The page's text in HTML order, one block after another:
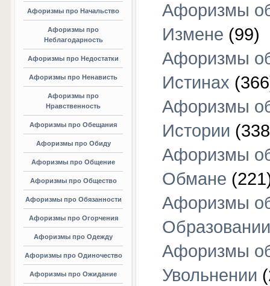
Афоризмы про Начальство
Афоризмы про
Неблагодарность
Афоризмы про Недостатки
Афоризмы про Ненависть
Афоризмы про
Нравственность
Афоризмы про Обещания
Афоризмы про Обиду
Афоризмы про Общение
Афоризмы про Общество
Афоризмы про Обязанности
Афоризмы про Огорчения
Афоризмы про Одежду
Афоризмы про Одиночество
Афоризмы про Ожидание
Афоризмы
Измене (99)
Афоризмы
Истинах
Афоризмы
Истории
Афоризмы
Обмане
Афоризмы
Образовании
Афоризмы
Увольнении